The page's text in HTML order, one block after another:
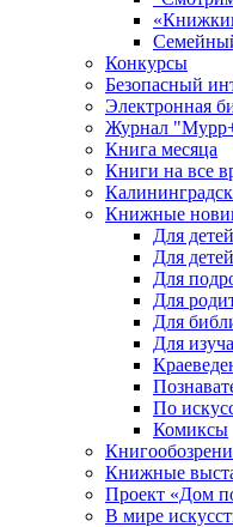
Конкурсы
Безопасный
Электронная
Журнал
Книга месяца
Книги на все
Книжные
Для
Для
Для
Для
Для
Для
По
Комиксы
Книжные
Проект «Дом
В мире